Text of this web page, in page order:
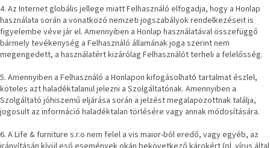
4. Az Internet globális jellege miatt Felhasználó elfogadja, hogy a Honlap
használata során a vonatkozó nemzeti jogszabályok rendelkezéseit is
figyelembe véve jár el. Amennyiben a Honlap használatával összefüggő
bármely tevékenység a Felhasználó államának joga szerint nem
megengedett, a használatért kizárólag Felhasználót terheli a felelősség.
5. Amennyiben a Felhasználó a Honlapon kifogásolható tartalmat észlel,
köteles azt haladéktalanul jelezni a Szolgáltatónak. Amennyiben a
Szolgáltató jóhiszemű eljárása során a jelzést megalapozottnak találja,
jogosult az információ haladéktalan törlésére vagy annak módosítására.
6. ALife & furniture s.r.o nem felel a vis maior-ból eredő, vagy egyéb, az